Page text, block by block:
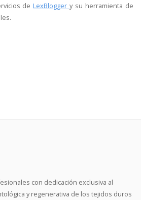
de LexBloggery su herramienta de
con dedicación exclusiva al
y regenerativa de los tejidos duros